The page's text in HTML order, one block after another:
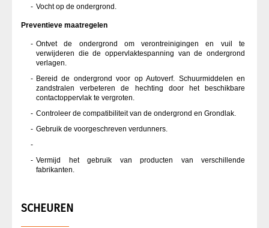
Vocht op de ondergrond.
Preventieve maatregelen
Ontvet de ondergrond om verontreinigingen en vuil te
verwijderen die de oppervlaktespanning van de ondergrond
verlagen.
Bereid de ondergrond voor op Autoverf. Schuurmiddelen en
zandstralen verbeteren de hechting door het beschikbare
contactoppervlak te vergroten.
Controleer de compatibiliteit van de ondergrond en Grondlak.
Gebruik de voorgeschreven verdunners.
Vermijd het gebruik van producten van verschillende
fabrikanten.
SCHEUREN